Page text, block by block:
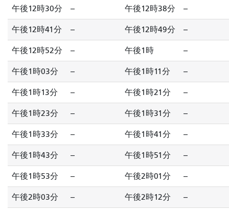
午後12時30分 -- 午後12時38分 --
午後12時41分 -- 午後12時49分 --
午後12時52分 -- 午後1時 --
午後1時03分 -- 午後1時11分 --
午後1時13分 -- 午後1時21分 --
午後1時23分 -- 午後1時31分 --
午後1時33分 -- 午後1時41分 --
午後1時43分 -- 午後1時51分 --
午後1時53分 -- 午後2時01分 --
午後2時03分 -- 午後2時12分 --